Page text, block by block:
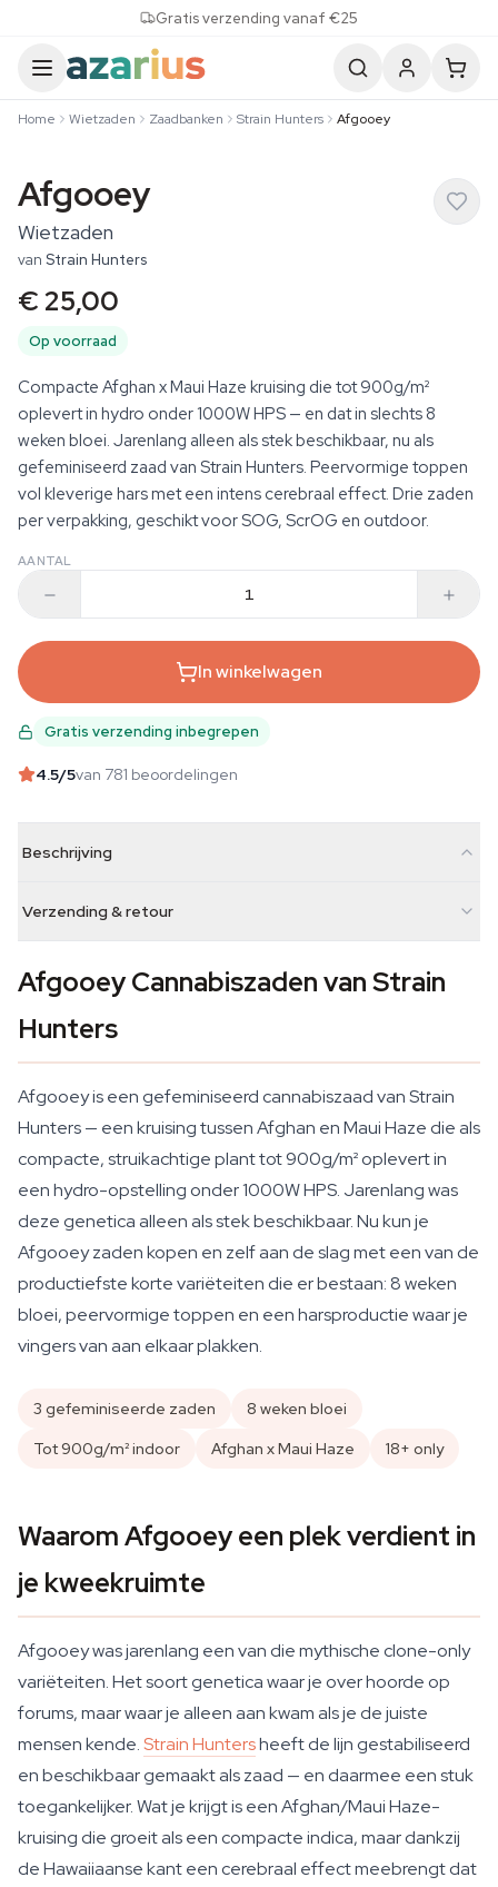
Gratis verzending vanaf €25
Home Wietzaden Zaadbanken Strain Hunters Afgooey
Afgooey
Wietzaden
van Strain Hunters
€ 25,00
Op voorraad
Compacte Afghan x Maui Haze kruising die tot 900g/m²
oplevert in hydro onder 1000W HPS — en dat in slechts 8
weken bloei. Jarenlang alleen als stek beschikbaar, nu als
gefeminiseerd zaad van Strain Hunters. Peervormige toppen
vol kleverige hars met een intens cerebraal effect. Drie zaden
per verpakking, geschikt voor SOG, ScrOG en outdoor.
AANTAL
In winkelwagen
Gratis verzending inbegrepen
4.5/5van 781 beoordelingen
Beschrijving
Verzending & retour
Afgooey Cannabiszaden van Strain
Hunters
Afgooey is een gefeminiseerd cannabiszaad van Strain
Hunters — een kruising tussen Afghan en Maui Haze die als
compacte, struikachtige plant tot 900g/m² oplevert in
een hydro-opstelling onder 1000W HPS. Jarenlang was
deze genetica alleen als stek beschikbaar. Nu kun je
Afgooey zaden kopen en zelf aan de slag met een van de
productiefste korte variëteiten die er bestaan: 8 weken
bloei, peervormige toppen en een harsproductie waar je
vingers van aan elkaar plakken.
3 gefeminiseerde zaden
8 weken bloei
Tot 900g/m² indoor
Afghan x Maui Haze 18+ only
Waarom Afgooey een plek verdient in
je kweekruimte
Afgooey was jarenlang een van die mythische clone-only
variëteiten. Het soort genetica waar je over hoorde op
forums, maar waar je alleen aan kwam als je de juiste
mensen kende.Strain Huntersheeft de lijn gestabiliseerd
en beschikbaar gemaakt als zaad — en daarmee een stuk
toegankelijker. Wat je krijgt is een Afghan/Maui Haze-
kruising die groeit als een compacte indica, maar dankzij
de Hawaiiaanse kant een cerebraal effect meebrengt dat